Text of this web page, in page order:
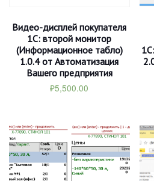
Видео-дисплей покупателя
1С: второй монитор
(Информационное табло)
1.0.4 от Автоматизация
Вашего предприятия
₽5,500.00